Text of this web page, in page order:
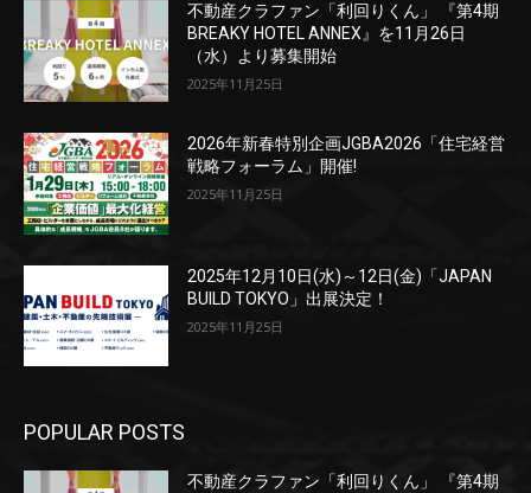
不動産クラファン「利回りくん」 『第4期
BREAKY HOTEL ANNEX』を11月26日
（水）より募集開始
2025年11月25日
2026年新春特別企画JGBA2026「住宅経営
戦略フォーラム」開催!
2025年11月25日
2025年12月10日(水)～12日(金)「JAPAN
BUILD TOKYO」出展決定！
2025年11月25日
POPULAR POSTS
不動産クラファン「利回りくん」 『第4期